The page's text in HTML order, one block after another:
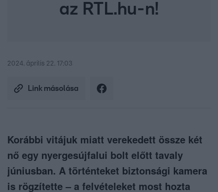
az RTL.hu-n!
2024. április 22. 17:03
Link másolása
Korábbi vitájuk miatt verekedett össze két
nő egy nyergesújfalui bolt előtt tavaly
júniusban. A történteket biztonsági kamera
is rögzítette – a felvételeket most hozta